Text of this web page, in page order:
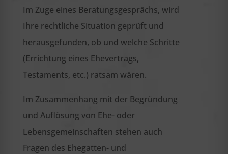
Im Zuge eines Beratungsgesprächs, wird
Ihre rechtliche Situation geprüft und
herausgefunden, ob und welche Schritte
(Errichtung eines Ehevertrags,
Testaments, etc.) ratsam wären.
Im Zusammenhang mit der Begründung
und Auflösung von Ehe- oder
Lebensgemeinschaften stehen auch
Fragen des Ehegatten- und